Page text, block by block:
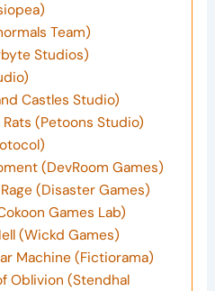
Team)
Studios)
Castles Studio)
(Petoons Studio)
(DevRoom Games)
(Disaster Games)
Games Lab)
(Wickd Games)
Machine (Fictiorama)
Oblivion (Stendhal